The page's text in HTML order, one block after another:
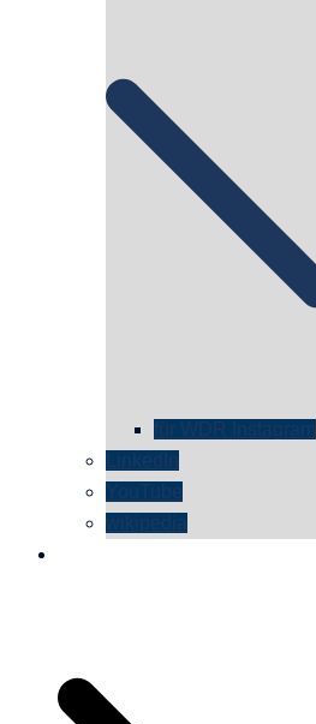
für WDR Instagram
LinkedIn
YouTube
wikipedia